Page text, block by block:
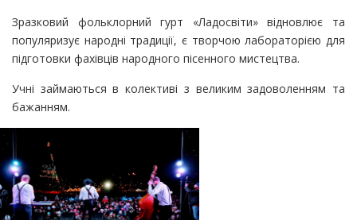
Зразковий фольклорний гурт «Ладосвіти» відновлює та
популяризує народні традиції, є творчою лабораторією для
підготовки фахівців народного пісенного мистецтва.
Учні займаються в колективі з великим задоволенням та
бажанням.